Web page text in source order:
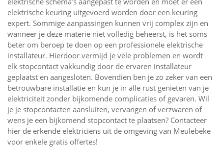
elektrische keuring uitgevoerd worden door een keuring
expert. Sommige aanpassingen kunnen vrij complex zijn en
wanneer je deze materie niet volledig beheerst, is het soms
beter om beroep te doen op een professionele elektrische
installateur. Hierdoor vermijd je vele problemen en wordt
elk stopcontact vakkundig door de ervaren installateur
geplaatst en aangesloten. Bovendien ben je zo zeker van een
betrouwbare installatie en kun je in alle rust genieten van je
elektriciteit zonder bijkomende complicaties of gevaren. Wil
je je stopcontacten aansluiten, vervangen of verzwaren of
wens je een bijkomend stopcontact te plaatsen? Contacteer
hier de erkende elektriciens uit de omgeving van Meulebeke
voor enkele gratis offertes!